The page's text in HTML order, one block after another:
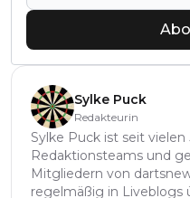
Sylke Puck
Redakteurin
Sylke Puck ist seit vielen
Redaktionsteams und
Mitgliedern von
regelmäßig in Liveblogs